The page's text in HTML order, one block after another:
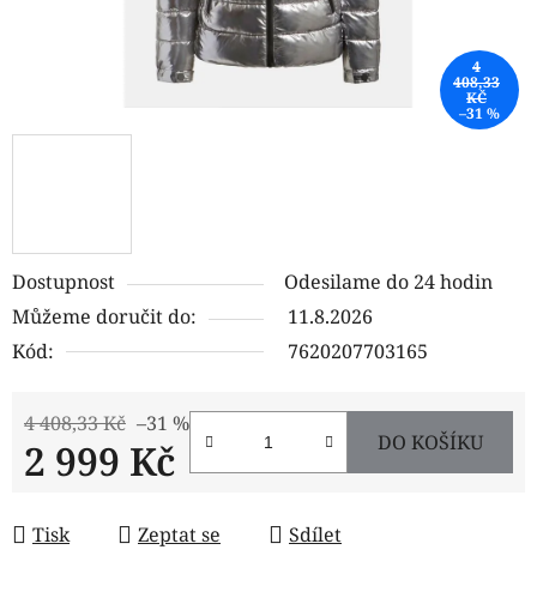
Dostupnost
Odesilame do 24 hodin
Můžeme doručit do:
11.8.2026
Kód:
7620207703165
4 408,33 Kč –31 %
2 999 Kč DO KOŠÍKU
Tisk Zeptat se Sdílet
4
408,33
KČ
–31 %